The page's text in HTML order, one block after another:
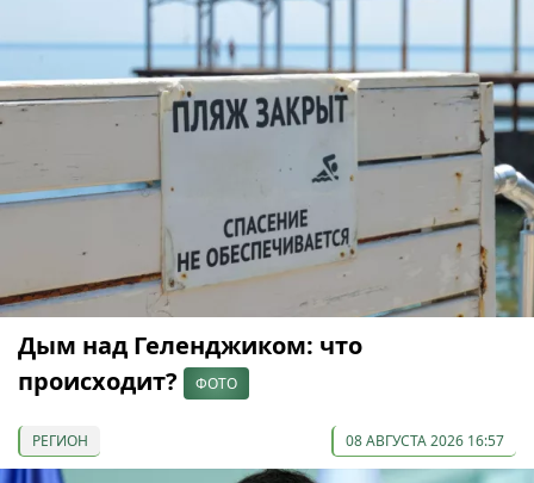
Дым над Геленджиком: что
происходит?
ФОТО
РЕГИОН 08 АВГУСТА 2026 16:57